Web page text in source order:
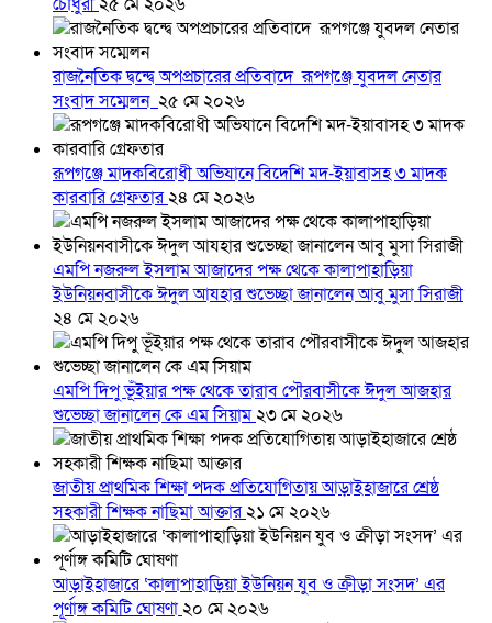
রাজনৈতিক দ্বন্দ্বে অপপ্রচারের প্রতিবাদে ‎রূপগঞ্জে যুবদল নেতার
সংবাদ সম্মেলন ‎ ২৫ মে ২০২৬
রূপগঞ্জে মাদকবিরোধী অভিযানে বিদেশি মদ-ইয়াবাসহ ৩ মাদক
কারবারি গ্রেফতার২৪ মে ২০২৬
এমপি নজরুল ইসলাম আজাদের পক্ষ থেকে কালাপাহাড়িয়া
ইউনিয়নবাসীকে ঈদুল আযহার শুভেচ্ছা জানালেন আবু মুসা সিরাজী
২৪ মে ২০২৬
এমপি দিপু ভূঁইয়ার পক্ষ থেকে তারাব পৌরবাসীকে ঈদুল আজহার
শুভেচ্ছা জানালেন কে এম সিয়াম২৩ মে ২০২৬
জাতীয় প্রাথমিক শিক্ষা পদক প্রতিযোগিতায় আড়াইহাজারে শ্রেষ্ঠ
সহকারী শিক্ষক নাছিমা আক্তার২১ মে ২০২৬
আড়াইহাজারে ‘কালাপাহাড়িয়া ইউনিয়ন যুব ও ক্রীড়া সংসদ’ এর
পূর্ণাঙ্গ কমিটি ঘোষণা২০ মে ২০২৬